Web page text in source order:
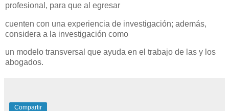
profesional, para que al egresar
cuenten con una experiencia de investigación; además,
considera a la investigación como
un modelo transversal que ayuda en el trabajo de las y los
abogados.
Compartir